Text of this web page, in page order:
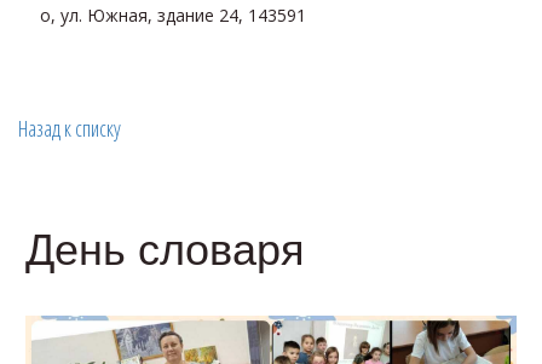
о, ул. Южная, здание 24, 143591
Назад к списку
День словаря